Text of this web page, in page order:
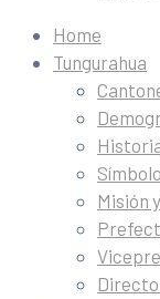
Home
Tungurahua
Misión